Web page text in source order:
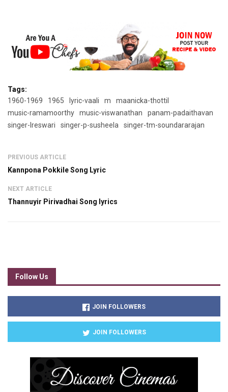
Tags:
1960-1969
1965 lyric-vaali m
maanicka-thottil
music-ramamoorthy
music-viswanathan
panam-padaithavan
singer-lreswari
singer-p-susheela singer-tm-soundararajan
PREVIOUS ARTICLE
Kannpona Pokkile Song Lyric
NEXT ARTICLE
Thannuyir Pirivadhai Song lyrics
Follow Us
JOIN FOLLOWERS
JOIN FOLLOWERS